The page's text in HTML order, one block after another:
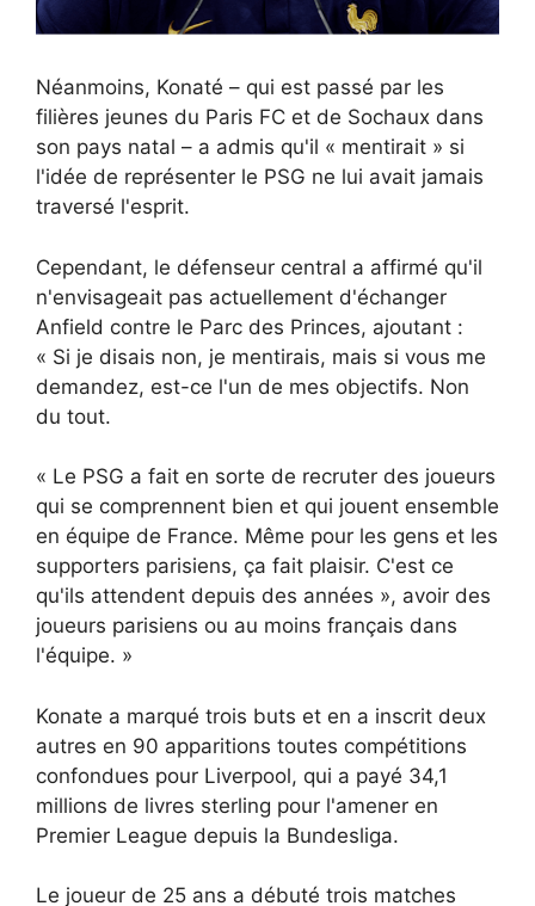
Néanmoins, Konaté – qui est passé par les
filières jeunes du Paris FC et de Sochaux dans
son pays natal – a admis qu'il « mentirait » si
l'idée de représenter le PSG ne lui avait jamais
traversé l'esprit.
Cependant, le défenseur central a affirmé qu'il
n'envisageait pas actuellement d'échanger
Anfield contre le Parc des Princes, ajoutant :
« Si je disais non, je mentirais, mais si vous me
demandez, est-ce l'un de mes objectifs. Non
du tout.
« Le PSG a fait en sorte de recruter des joueurs
qui se comprennent bien et qui jouent ensemble
en équipe de France. Même pour les gens et les
supporters parisiens, ça fait plaisir. C'est ce
qu'ils attendent depuis des années », avoir des
joueurs parisiens ou au moins français dans
l'équipe. »
Konate a marqué trois buts et en a inscrit deux
autres en 90 apparitions toutes compétitions
confondues pour Liverpool, qui a payé 34,1
millions de livres sterling pour l'amener en
Premier League depuis la Bundesliga.
Le joueur de 25 ans a débuté trois matches